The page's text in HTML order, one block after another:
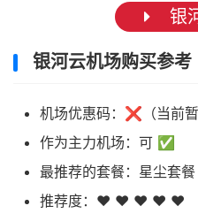
银
银河云机场购买参考
机场优惠码：❌（当前暂
作为主力机场：可 ✅
最推荐的套餐：星尘套
推荐度：❤ ❤ ❤ ❤ ❤